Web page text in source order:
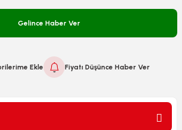
Gelince Haber Ver
Fiyatı Düşünce Haber Ver